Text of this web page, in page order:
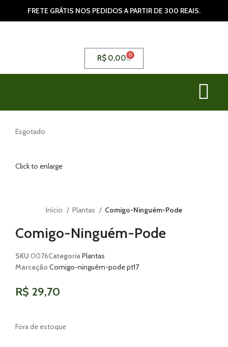
FRETE GRÁTIS NOS PEDIDOS A PARTIR DE 300 REAIS.
R$ 0,00 0
Esgotado
Click to enlarge
Início Plantas Comigo-Ninguém-Pode
Comigo-Ninguém-Pode
SKU 0076Categoria Plantas
Marcação Comigo-ninguém-pode pt17
R$ 29,70
Fora de estoque